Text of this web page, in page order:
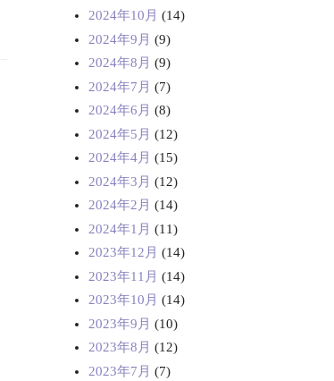
2024年10月 (14)
2024年9月 (9)
2024年8月 (9)
2024年7月 (7)
2024年6月 (8)
2024年5月 (12)
2024年4月 (15)
2024年3月 (12)
2024年2月 (14)
2024年1月 (11)
2023年12月 (14)
2023年11月 (14)
2023年10月 (14)
2023年9月 (10)
2023年8月 (12)
2023年7月 (7)